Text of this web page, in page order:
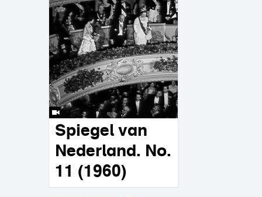
Spiegel van
Nederland. No.
11 (1960)